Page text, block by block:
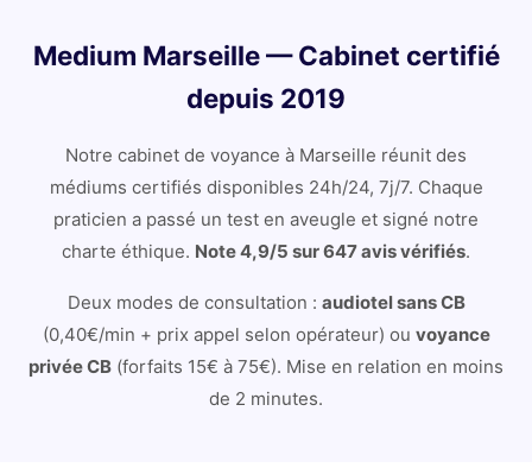
Medium Marseille — Cabinet certifié
depuis 2019
Notre cabinet de voyance à Marseille réunit des
médiums certifiés disponibles 24h/24, 7j/7. Chaque
praticien a passé un test en aveugle et signé notre
charte éthique. Note 4,9/5 sur 647 avis vérifiés.
Deux modes de consultation : audiotel sans CB
(0,40€/min + prix appel selon opérateur) ou voyance
privée CB (forfaits 15€ à 75€). Mise en relation en moins
de 2 minutes.